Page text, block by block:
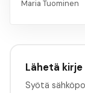
Maria Tuominen
Lähetä
Syötä